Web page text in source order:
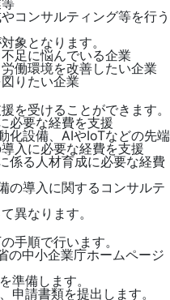
コンサルティング等を行う
象となります。
足に悩んでいる企業
働環境を改善したい企業
りたい企業
を受けることができます。
必要な経費を支援
化設備、AIやIoTなどの先端
入に必要な経費を支援
係る人材育成に必要な経費
の導入に関するコンサルテ
異なります。
手順で行います。
の中小企業庁ホームページ
準備します。
申請書類を提出します。